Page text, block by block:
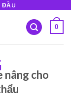
ĐẦU
0
nâng cho